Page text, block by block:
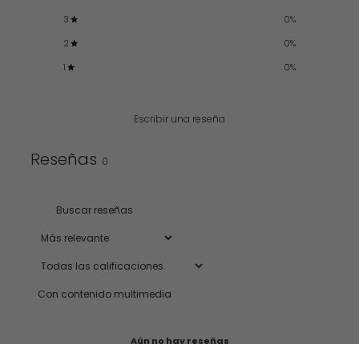
3
0%
2
0%
1
0%
Escribir una reseña
Reseñas 0
Con contenido multimedia
Aún no hay reseñas